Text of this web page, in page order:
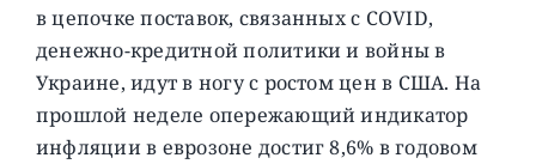
в цепочке поставок, связанных с COVID,
денежно-кредитной политики и войны в
Украине, идут в ногу с ростом цен в США. На
прошлой неделе опережающий индикатор
инфляции в еврозоне достиг 8,6% в годовом